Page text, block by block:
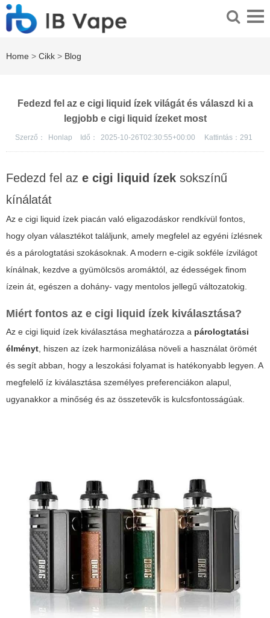
Home > Cikk > Blog
Fedezd fel az e cigi liquid ízek világát és válaszd ki a
legjobb e cigi liquid ízeket most
Szerző： Honlap Idő： 2025-10-26T02:30:55+00:00 Kattintás： 291
Fedezd fel az e cigi liquid ízek sokszínű
kínálatát
Az e cigi liquid ízek piacán való eligazodáskor rendkívül fontos,
hogy olyan választékot találjunk, amely megfelel az egyéni ízlésnek
és a párologtatási szokásoknak. A modern e-cigik sokféle ízvilágot
kínálnak, kezdve a gyümölcsös aromáktól, az édességek finom
ízein át, egészen a dohány- vagy mentolos jellegű változatokig.
Miért fontos az e cigi liquid ízek kiválasztása?
Az e cigi liquid ízek kiválasztása meghatározza a párologtatási
élményt, hiszen az ízek harmonizálása növeli a használat örömét
és segít abban, hogy a leszokási folyamat is hatékonyabb legyen. A
megfelelő íz kiválasztása személyes preferenciákon alapul,
ugyanakkor a minőség és az összetevők is kulcsfontosságúak.